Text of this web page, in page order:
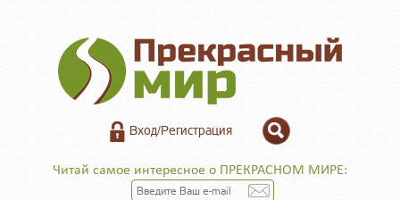
Вход/Регистрация
Читай самое интересное о ПРЕКРАСНОМ МИРЕ: